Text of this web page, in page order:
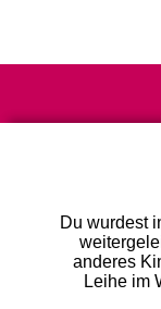
Du wurdest
anderes
Leihe im